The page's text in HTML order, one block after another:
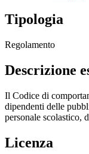
Tipologia
Regolamento
Descrizione
Il Codice di
dipendenti delle
personale scolastico,
Licenza